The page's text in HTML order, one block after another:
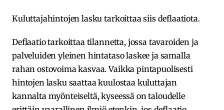
Kuluttajahintojen lasku tarkoittaa siis deflaatiota.
Deflaatio tarkoittaa tilannetta, jossa tavaroiden ja
palveluiden yleinen hintataso laskee ja samalla
rahan ostovoima kasvaa. Vaikka pintapuolisesti
hintojen lasku saattaa kuulostaa kuluttajan
kannalta myönteiseltä, kyseessä on taloudelle